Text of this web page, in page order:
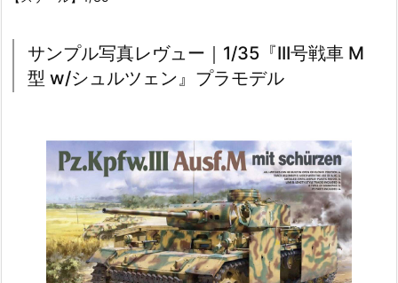
サンプル写真レヴュー｜1/35『III号戦車 M
型 w/シュルツェン』プラモデル